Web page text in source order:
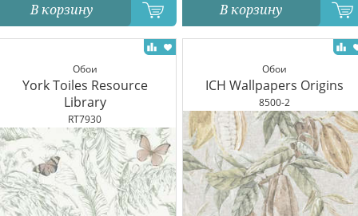
В корзину В корзину
Обои
York Toiles Resource
Library
RT7930
Обои
ICH Wallpapers Origins
8500-2